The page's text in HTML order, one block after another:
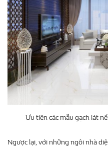
Ưu tiên các mẫu gạch lát
Ngược lại, với những ngôi nhà